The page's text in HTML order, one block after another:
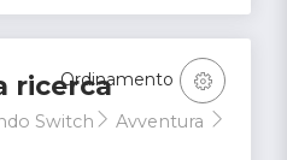
ricerca
Switch
Avventura
Ordinamento